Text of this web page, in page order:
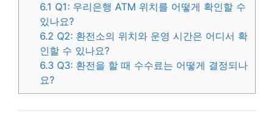
6.1 Q1: 우리은행 ATM 위치를 어떻게 확인할 수
있나요?
6.2 Q2: 환전소의 위치와 운영 시간은 어디서 확
인할 수 있나요?
6.3 Q3: 환전을 할 때 수수료는 어떻게 결정되나
요?